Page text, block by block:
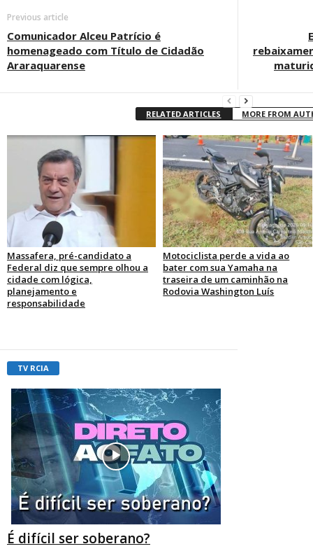
Previous article
Comunicador Alceu Patrício é
homenageado com Título de Cidadão
Araraquarense
RELATED ARTICLES MORE FROM
Massafera, pré-candidato a
Federal diz que sempre olhou a
cidade com lógica,
planejamento e
responsabilidade
Motociclista perde a vida ao
bater com sua Yamaha na
traseira de um caminhão na
Rodovia Washington Luís
TV RCIA
É difícil ser soberano?